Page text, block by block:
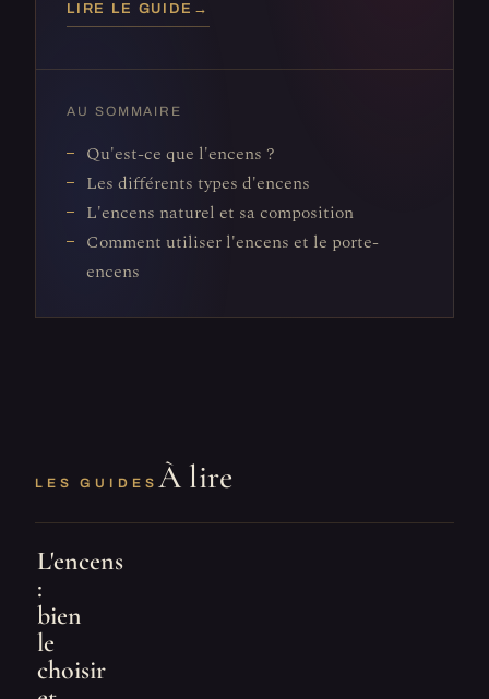
LIRE LE GUIDE →
AU SOMMAIRE
Qu'est-ce que l'encens ?
Les différents types d'encens
L'encens naturel et sa composition
Comment utiliser l'encens et le porte-
encens
LES GUIDES À lire
L'encens
:
bien
le
choisir